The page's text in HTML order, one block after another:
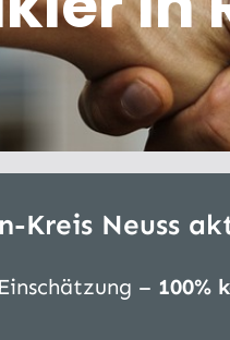
Kreis Neuss
– 100%